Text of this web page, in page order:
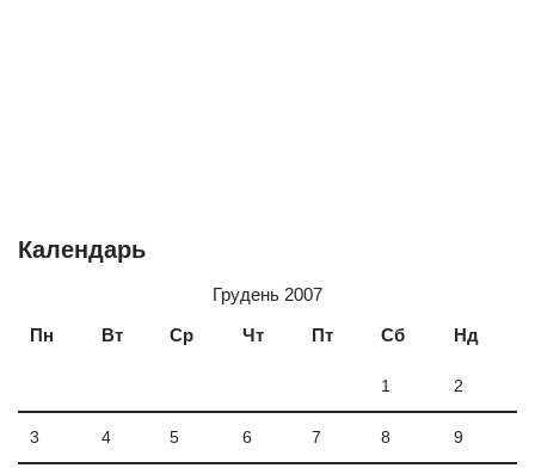
Календарь
Грудень 2007
Пн
Вт Ср Чт Пт Сб Нд
1 2
3 4 5 6 7 8 9